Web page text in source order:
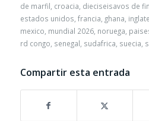
de marfil croacia dieciseisavos de
estados unidos francia ghana
mexico mundial 2026, noruega
rd congo senegal sudafrica suecia
Compartir esta entrada